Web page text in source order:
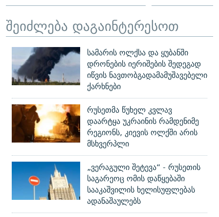
შეიძლება დაგაინტერესოთ
სამარის ოლქსა და ყუბანში
დრონების იერიშების შედეგად
იწვის ნავთობგადამამუშავებელი
ქარხნები
რუსეთმა წუხელ კვლავ
დაარტყა უკრაინის რამდენიმე
რეგიონს, კიევის ოლქში არის
მსხვერპლი
„ვერაგული შეტევა“ - რუსეთის
საგარეოც ომის დაწყებაში
სააკაშვილის ხელისუფლებას
ადანაშაულებს